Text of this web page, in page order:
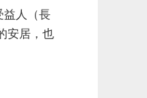
益人（長
安居，也